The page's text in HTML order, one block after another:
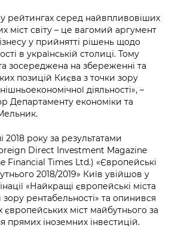
рейтингах серед найвпливовіших
міст світу – це вагомий аргумент
у прийнятті рішень щодо
в українській столиці. Тому
зосереджена на збереженні та
позицій Києва з точки зору
діяльності», –
Департаменту економіки та
2018 року за результатами
Direct Investment Magazine
Financial Times Ltd.) «Європейські
2018/2019» Київ увійшов у
«Найкращі європейські міста
рентабельності» та опинився
міст майбутнього за
прямих іноземних інвестицій.